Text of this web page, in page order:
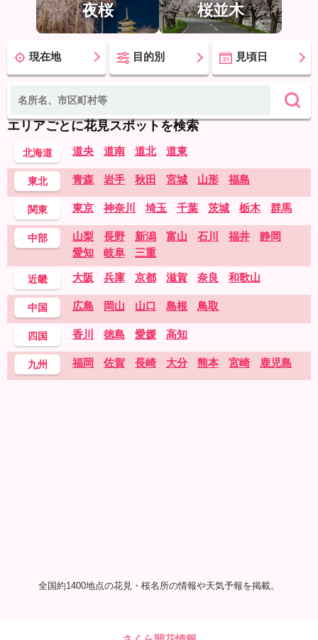
夜桜 桜並木
現在地 目的別 見頃日
エリアごとに花見スポットを検索
北海道 道央 道南 道北 道東
東北 青森 岩手 秋田 宮城 山形 福島
関東 東京 神奈川 埼玉 千葉 茨城 栃木 群馬
中部 山梨 長野 新潟 富山 石川 福井
静岡
愛知
岐阜 三重
近畿 大阪 兵庫 京都 滋賀 奈良 和歌山
中国 広島 岡山 山口 島根 鳥取
四国 香川 徳島 愛媛 高知
九州 福岡 佐賀 長崎 大分 熊本 宮崎 鹿児島
全国約1400地点の花見・桜名所の情報や天気予報を掲載。